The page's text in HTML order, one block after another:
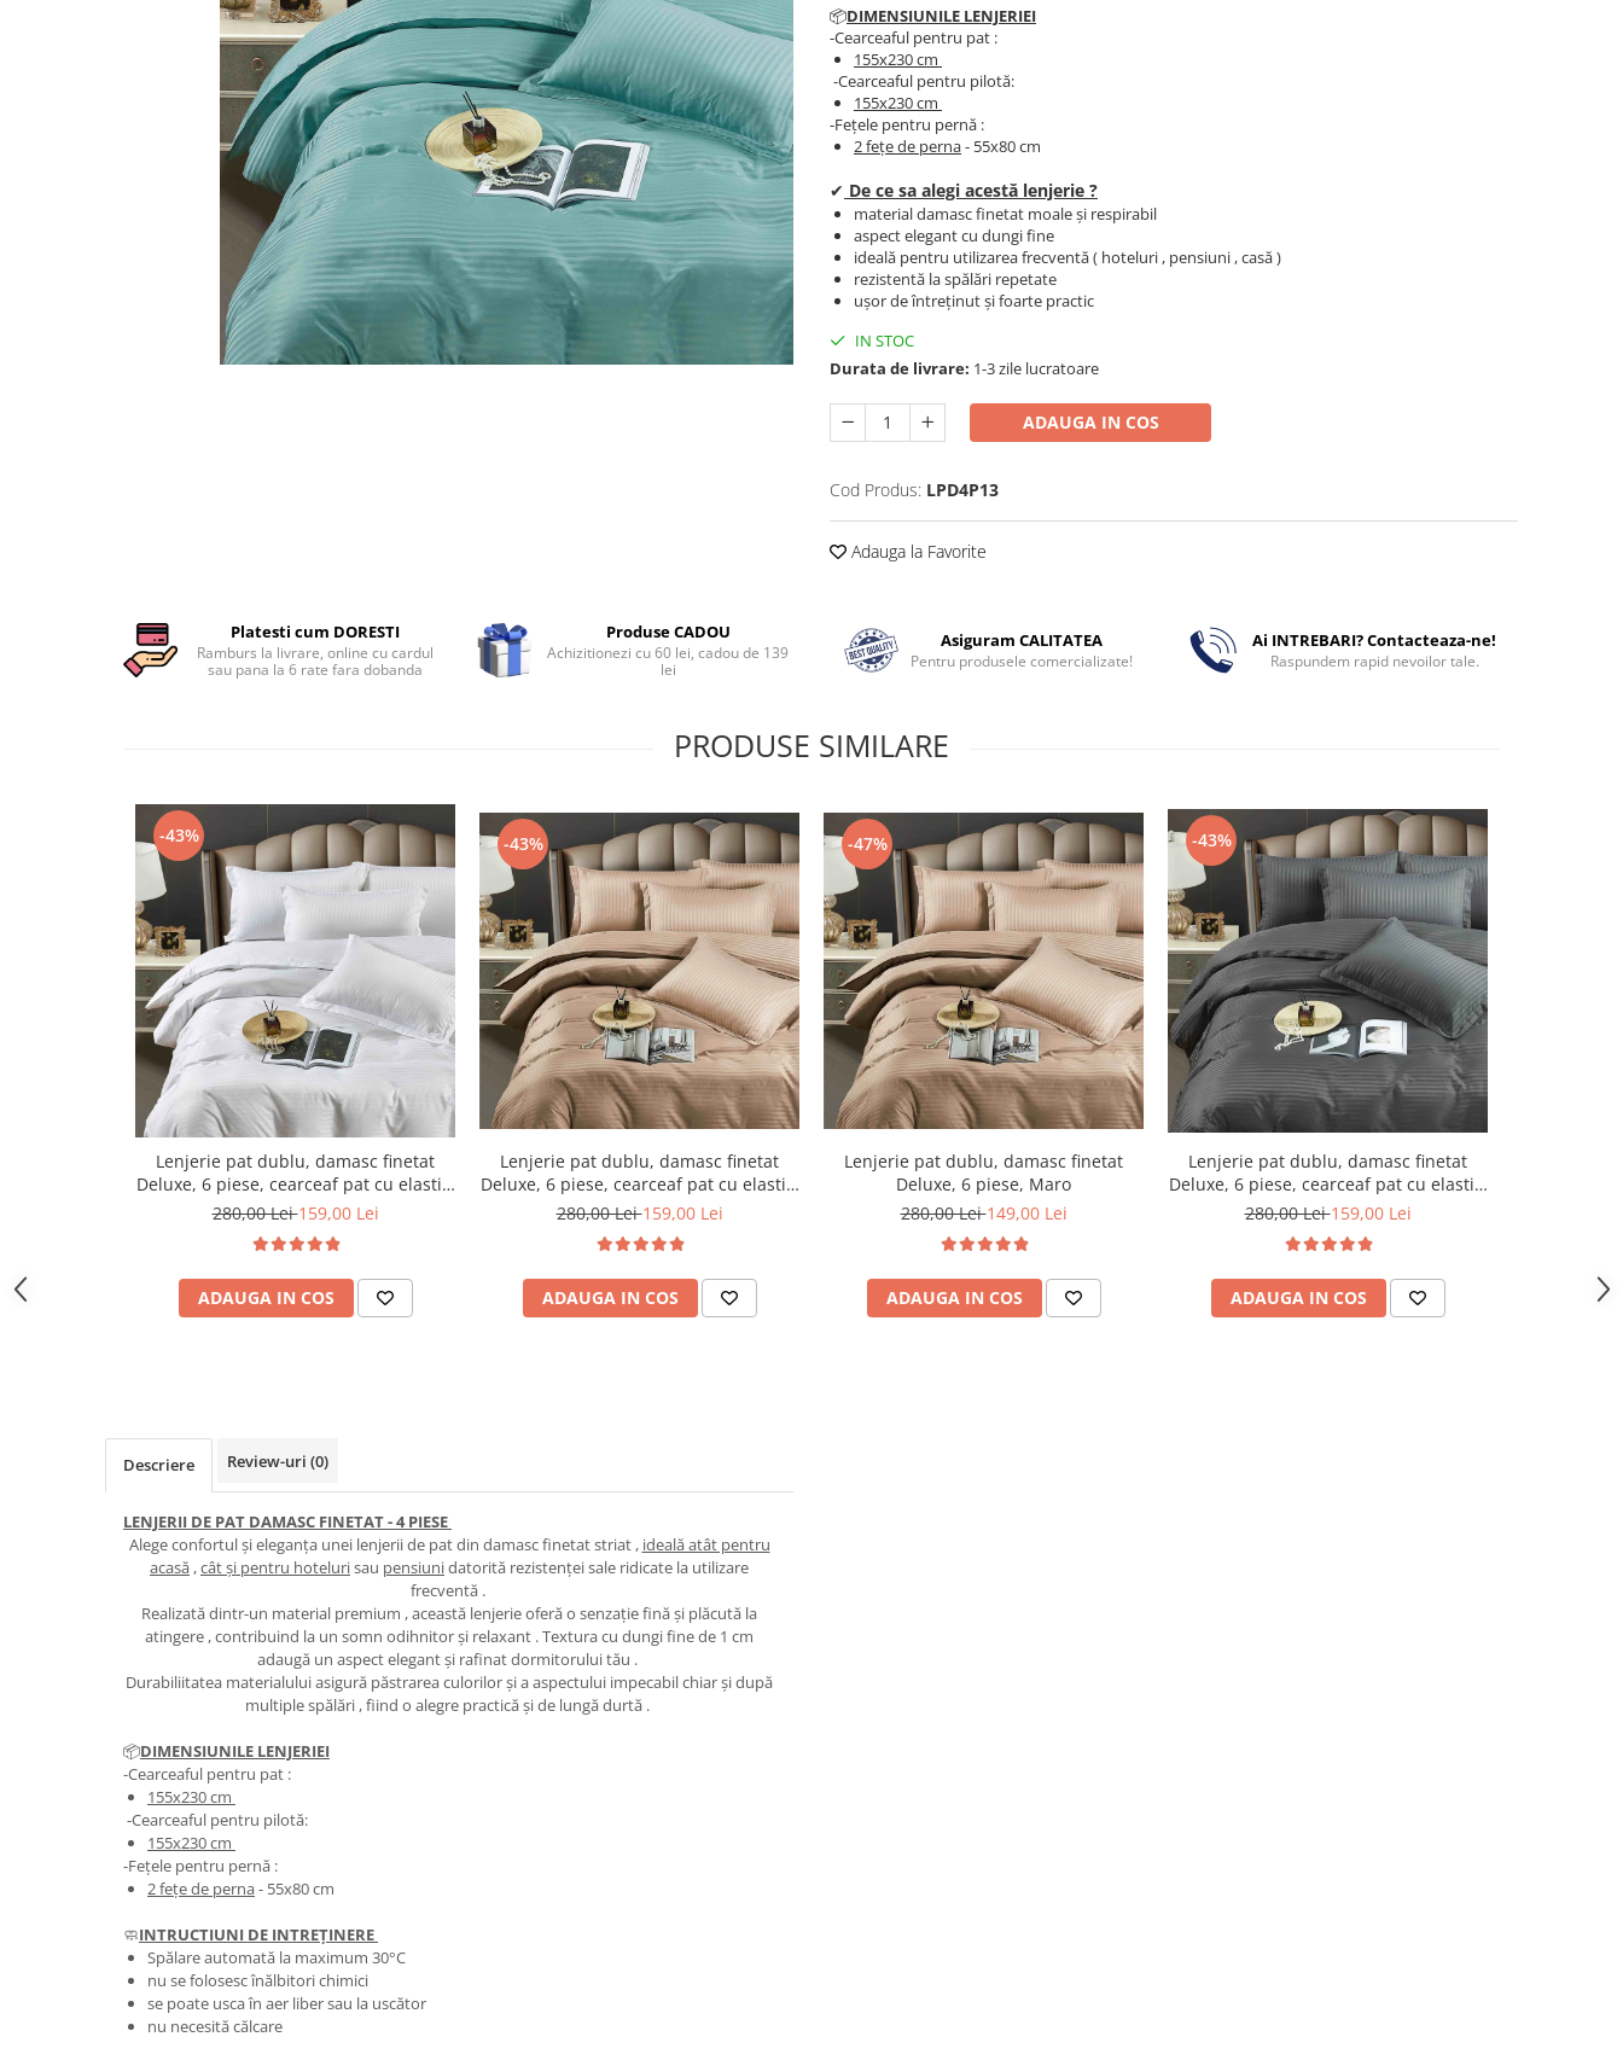
Lenjerii De Pat Creponate
Lenjerii De Pat Bumbac Poplin 2
Lenjerii De Pat Bumbac Poplin,
Lenjerii De Pat Bumbac Satinat 2
Lenjerii De Pat, Finet Premium 3D,
Lenjerii De Pat Premium Collection
Set Lenjerie De Pat, 7 Piese, Cu
Lenjerii De Pat, Finet Premium, 1
Lenjerii De Pat Damasc 1 Persoana
Lenjerii De Pat, Imprimeu 3D, 1
📦DIMENSIUNILE LENJERIEI
-Cearceaful pentru pat :
155x230 cm
-Cearceaful pentru pilotă:
155x230 cm
-Fețele pentru pernă :
2 fețe de perna- 55x80 cm
✔ De ce sa alegi acestă lenjerie ?
material damasc finetat moale și respirabil
aspect elegant cu dungi fine
ideală pentru utilizarea frecventă ( hoteluri , pensiuni , casă )
rezistentă la spălări repetate
ușor de întreținut și foarte practic
IN STOC
Durata de livrare: 1-3 zile lucratoare
ADAUGA IN COS
Cod Produs: LPD4P13
Adauga la Favorite
Platesti cum DORESTI
Ramburs la livrare, online cu cardul
sau pana la 6 rate fara dobanda
Produse CADOU
Achizitionezi cu 60 lei, cadou de 139
lei
Asiguram CALITATEA
Pentru produsele comercializate!
Ai INTREBARI? Contacteaza-ne!
Raspundem rapid nevoilor tale.
PRODUSE SIMILARE
-43%
Lenjerie pat dublu, damasc finetat
Deluxe, 6 piese, cearceaf pat cu elastic,
Alb
280,00 Lei159,00 Lei
ADAUGA IN COS
-43%
Lenjerie pat dublu, damasc finetat
Deluxe, 6 piese, cearceaf pat cu elastic,
Maro
280,00 Lei159,00 Lei
ADAUGA IN COS
-47%
Lenjerie pat dublu, damasc finetat
Deluxe, 6 piese, Maro
280,00 Lei149,00 Lei
ADAUGA IN COS
-43%
Lenjerie pat dublu, damasc finetat
Deluxe, 6 piese, cearceaf pat cu elastic,
Gri Inchis
280,00 Lei159,00 Lei
ADAUGA IN COS
Descriere Review-uri (0)
LENJERII DE PAT DAMASC FINETAT - 4 PIESE
Alege confortul și eleganța unei lenjerii de pat din damasc finetat striat , ideală atât pentru
acasă ,cât și pentru hotelurisau pensiunidatorită rezistenței sale ridicate la utilizare
frecventă .
Realizată dintr-un material premium , această lenjerie oferă o senzație fină și plăcută la
atingere , contribuind la un somn odihnitor și relaxant . Textura cu dungi fine de 1 cm
adaugă un aspect elegant și rafinat dormitorului tău .
Durabiliitatea materialului asigură păstrarea culorilor și a aspectului impecabil chiar și după
multiple spălări , fiind o alegre practică și de lungă durtă .
📦DIMENSIUNILE LENJERIEI
-Cearceaful pentru pat :
155x230 cm
-Cearceaful pentru pilotă:
155x230 cm
-Fețele pentru pernă :
2 fețe de perna- 55x80 cm
🧼INTRUCTIUNI DE INTREȚINERE
Spălare automată la maximum 30°C
nu se folosesc înălbitori chimici
se poate usca în aer liber sau la uscător
nu necesită călcare